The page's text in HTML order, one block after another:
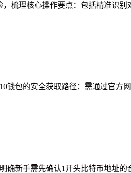
梳理核心操作要点：包括精准识别
钱包的安全获取路径：需通过官方
确新手需先确认1开头比特币地址的